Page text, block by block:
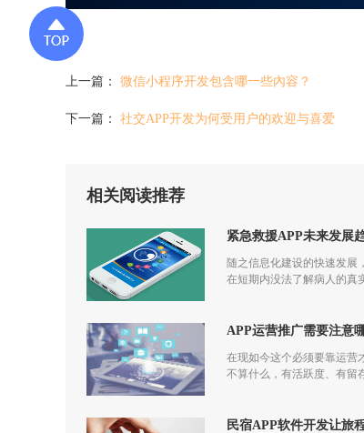
上一篇： 微信小程序开发包含哪一些內容？
下一篇： 社交APP开发为何受用户的欢迎与喜爱
相关阅读推荐
紧急救援APP未来发展
随之信息化建设的快速发展
在短期内没法了解病人的真
APP运营推广需要注意
在现如今这个必须要靠运营
不算什么，有活跃度、有留
民宿APP软件开发让旅